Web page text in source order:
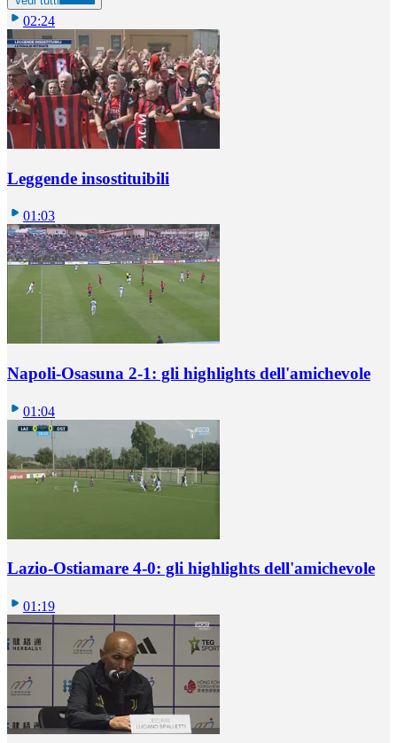
02:24
Leggende insostituibili
01:03
Napoli-Osasuna 2-1: gli highlights dell'amichevole
01:04
Lazio-Ostiamare 4-0: gli highlights dell'amichevole
01:19